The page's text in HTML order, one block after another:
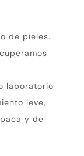
de pieles.
laboratorio
leve,
y de